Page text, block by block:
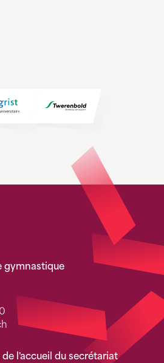
gymnastique
l'accueil du secrétariat